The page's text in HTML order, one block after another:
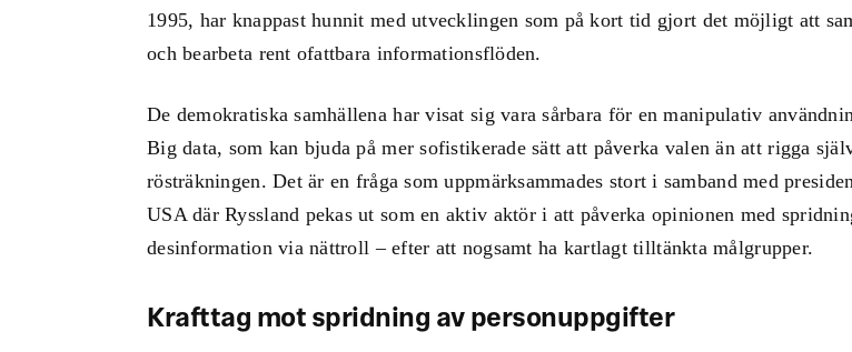
1995, har knappast hunnit med utvecklingen som på kort tid gjort det möjligt att
och bearbeta rent ofattbara informationsflöden.
De demokratiska samhällena har visat sig vara sårbara för en manipulativ
Big data, som kan bjuda på mer sofistikerade sätt att påverka valen än att rigga
rösträkningen. Det är en fråga som uppmärksammades stort i samband med
USA där Ryssland pekas ut som en aktiv aktör i att påverka opinionen med
desinformation via nättroll – efter att nogsamt ha kartlagt tilltänkta målgrupper.
Krafttag mot spridning av personuppgifter